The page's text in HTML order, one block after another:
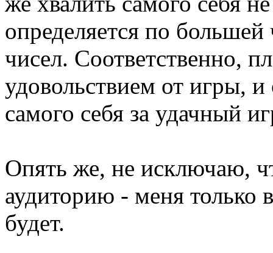
определяется по
чисел. Соответственно,
удовольствием от игры,
самого себя за удачный
Опять же, не исключаю,
аудиторию - меня только
будет.